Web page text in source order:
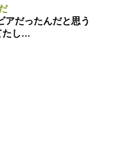
アだったんだと思う
たし…